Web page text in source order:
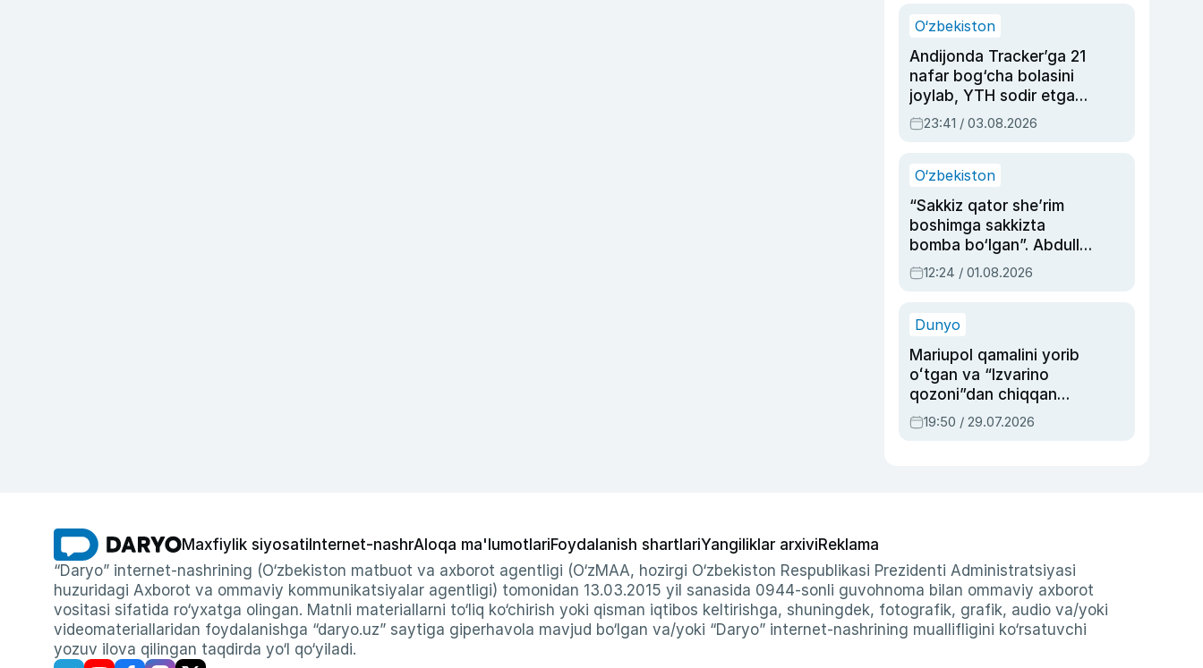
O‘zbekiston
Andijonda Tracker’ga 21
nafar bog‘cha bolasini
joylab, YTH sodir etgan
ayolga sud hukmi o‘qildi
23:41 / 03.08.2026
O‘zbekiston
“Sakkiz qator she’rim
boshimga sakkizta
bomba bo‘lgan”. Abdulla
Oripovni siyosiy
ayblovlardan asrab
12:24 / 01.08.2026
Dunyo
Mariupol qamalini yorib
oʻtgan va “Izvarino
qozoni”dan chiqqan
qahramon — Ukraina
armiyasi bosh
19:50 / 29.07.2026
Maxfiylik siyosati Internet-nashrAloqa ma'lumotlariFoydalanish shartlariYangiliklar arxiviReklama
“Daryo” internet-nashrining (O‘zbekiston matbuot va axborot agentligi (O‘zMAA, hozirgi O‘zbekiston Respublikasi Prezidenti Administratsiyasi
huzuridagi Axborot va ommaviy kommunikatsiyalar agentligi) tomonidan 13.03.2015 yil sanasida 0944-sonli guvohnoma bilan ommaviy axborot
vositasi sifatida ro‘yxatga olingan. Matnli materiallarni to‘liq ko‘chirish yoki qisman iqtibos keltirishga, shuningdek, fotografik, grafik, audio va/yoki
videomateriallaridan foydalanishga “daryo.uz” saytiga giperhavola mavjud bo‘lgan va/yoki “Daryo” internet-nashrining muallifligini ko‘rsatuvchi
yozuv ilova qilingan taqdirda yo‘l qo‘yiladi.